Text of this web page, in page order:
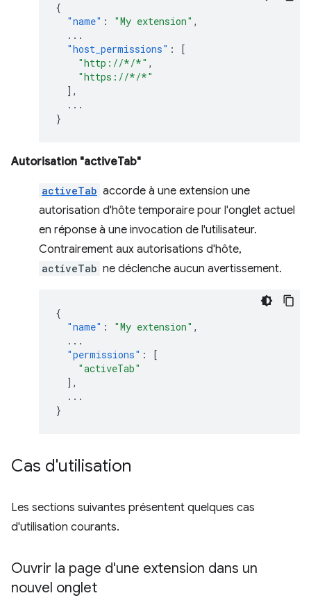
{
"name" : "My extension" ,
...
"host_permissions" :
[
"http://*/*" ,
"https://*/*"
],
...
}
Autorisation "activeTab"
activeTab accorde à une extension une
autorisation d'hôte temporaire pour l'onglet actuel
en réponse à une invocation de l'utilisateur.
Contrairement aux autorisations d'hôte,
activeTab ne déclenche aucun avertissement.
{
"name" : "My extension" ,
...
"permissions" :
[
"activeTab"
],
...
}
Cas d'utilisation
Les sections suivantes présentent quelques cas
d'utilisation courants.
Ouvrir la page d'une extension dans un
nouvel onglet